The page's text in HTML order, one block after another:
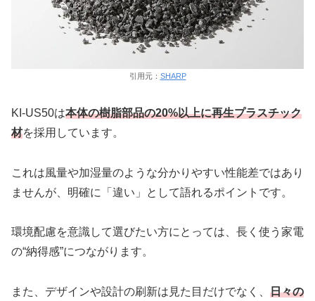
引用元： SHARP
KI-US50は本体の樹脂部品の20%以上に再生プラスチック
材を採用しています。
これは風量や加湿量のような分かりやすい性能差ではあり
ませんが、明確に「違い」として語れるポイントです。
環境配慮を意識して選びたい方にとっては、長く使う家電
の“納得感”につながります。
また、デザインや設計の刷新は見た目だけでなく、 日々の